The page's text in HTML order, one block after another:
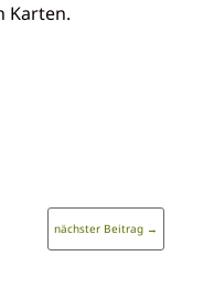
Karten.
nächster Beitrag →